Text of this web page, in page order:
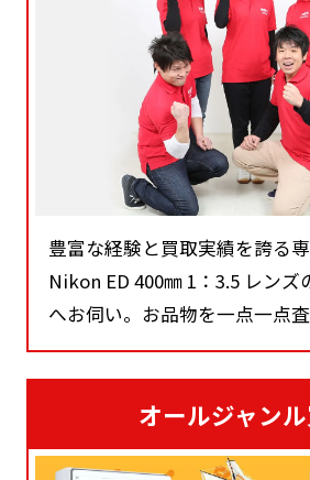
豊富な経験と買取実績を誇る
Nikon ED 400㎜ 1：3.5 レンズ
へお伺い。お品物を一点一点査
オールジャン